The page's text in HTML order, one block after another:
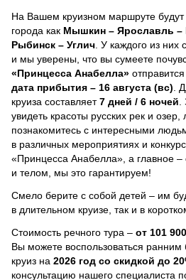
На Вашем круизном маршруте будут
города как Мышкин – Ярославль –
Рыбинск – Углич . У каждого из
и мы уверены, что вы сумеете
«Принцесса Анабелла»
дата прибытия – 16 августа (вс) .
круиза составляет7 дней / 6 ночей
увидеть красоты русских рек и озер,
познакомитесь с интересными
в различных мероприятиях и
«Принцесса Анабелла», а главное –
и телом, мы это гарантируем!
Смело берите с собой детей – им
в длительном круизе, так и в
Стоимость речного тура – от 101
Вы можете воспользоваться ранним
круиз на 2026 год со скидкой до
консультацию нашего специалиста